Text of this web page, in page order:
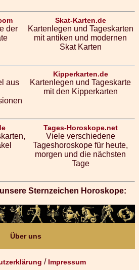
der
Skat-Karten.de
Kartenlegen und Tageskarten
mit antiken und modernen
Skat Karten
aus
Kipperkarten.de
Kartenlegen und Tageskarte
mit den Kipperkarten
Tages-Horoskope.net
Viele verschiedene
Tageshoroskope für heute,
morgen und die nächsten
Tage
Sternzeichen Horoskope:
Über uns
/ Impressum